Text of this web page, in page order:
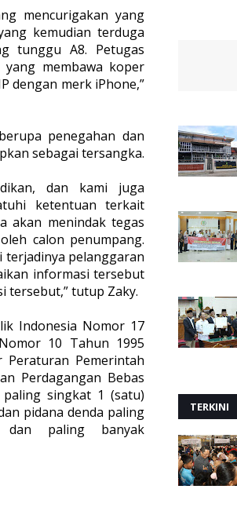
mencurigakan yang
kemudian terduga
tunggu A8. Petugas
membawa koper
dengan merk iPhone,”
penegahan dan
sebagai tersangka.
dan kami juga
ketentuan terkait
akan menindak tegas
calon penumpang.
terjadinya pelanggaran
informasi tersebut
tersebut,” tutup Zaky.
Indonesia Nomor 17
10 Tahun 1995
Pemerintah
Perdagangan Bebas
singkat 1 (satu)
pidana denda paling
dan paling banyak
TERKINI